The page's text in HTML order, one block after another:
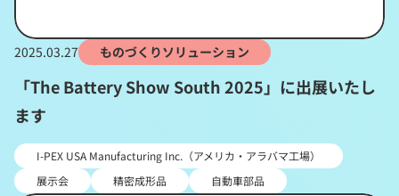
2025.03.27 ものづくりソリューション
「The Battery Show South 2025」に出展いたし
ます
I-PEX USA Manufacturing Inc.（アメリカ・アラバマ工場）
展示会
精密成形品 自動車部品